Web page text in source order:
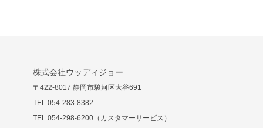
株式会社ウッディジョー
〒422-8017 静岡市駿河区大谷691
TEL.054-283-8382
TEL.054-298-6200（カスタマーサービス）